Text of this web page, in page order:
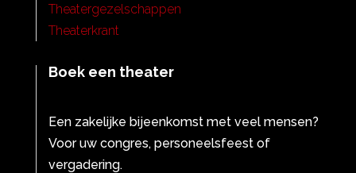
Theatergezelschappen
Theaterkrant
Boek een theater
Een zakelijke bijeenkomst met veel mensen?
Voor uw congres, personeelsfeest of
vergadering.